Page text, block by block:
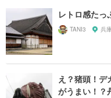
レトロ感たっ
TANI3 兵
え？猪頭！デ
がうまい！？